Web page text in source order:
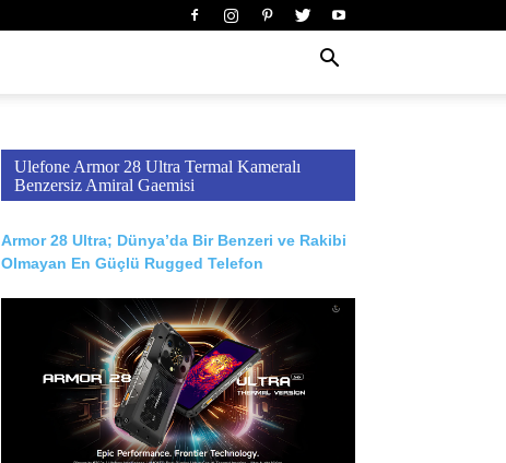
Ulefone Armor 28 Ultra Termal Kameralı
Benzersiz Amiral Gaemisi
Armor 28 Ultra; Dünya’da Bir Benzeri ve Rakibi
Olmayan En Güçlü Rugged Telefon